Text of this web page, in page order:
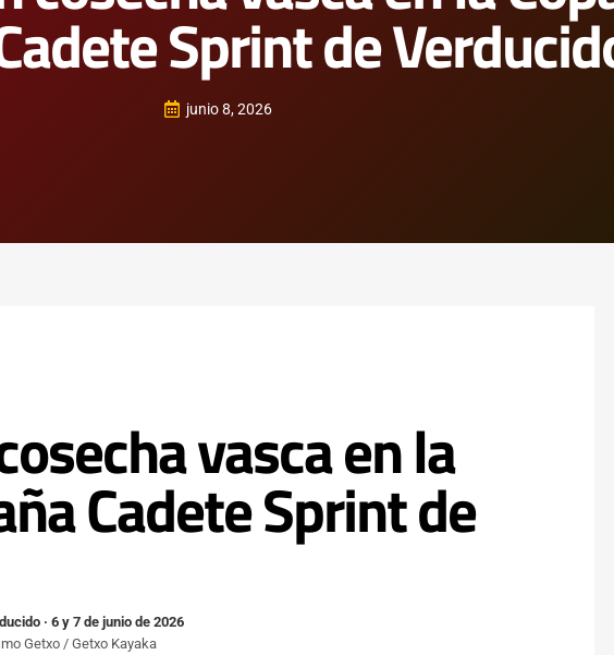
Sprint de
junio 8, 2026
vasca en la
Cadete Sprint de
· 6 y 7 de junio de 2026
Getxo / Getxo Kayaka